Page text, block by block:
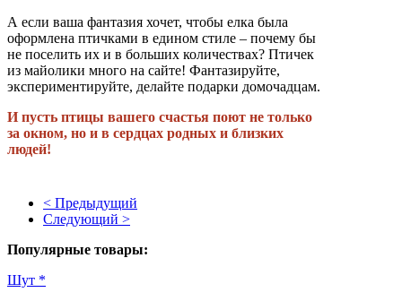
А если ваша фантазия хочет, чтобы елка была
оформлена птичками в едином стиле – почему бы
не поселить их и в больших количествах? Птичек
из майолики много на сайте! Фантазируйте,
экспериментируйте, делайте подарки домочадцам.
И пусть птицы вашего счастья поют не только
за окном, но и в сердцах родных и близких
людей!
< Предыдущий
Следующий >
Популярные товары:
Шут *